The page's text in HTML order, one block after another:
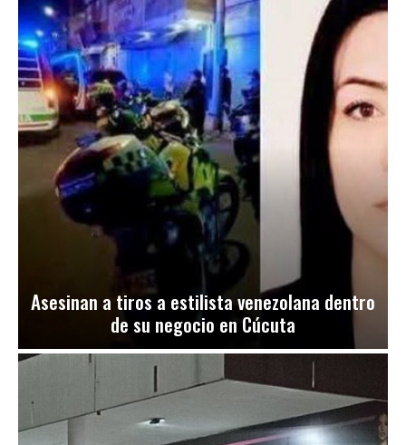
Asesinan a tiros a estilista venezolana dentro
de su negocio en Cúcuta